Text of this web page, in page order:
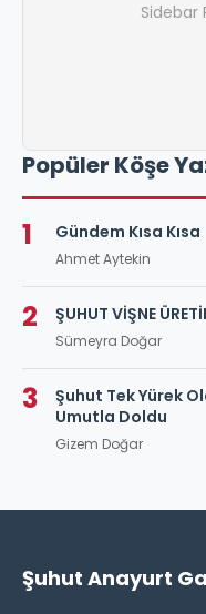
Sidebar
Popüler Köşe
1 Gündem Kısa Kısa
Ahmet Aytekin
2 ŞUHUT VİŞNE
Sümeyra Doğar
3
Şuhut Tek Yürek
Umutla Doldu
Gizem Doğar
Şuhut Anayurt